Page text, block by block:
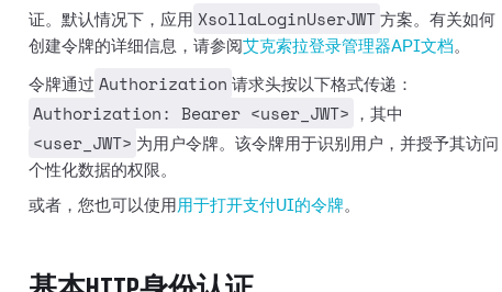
证。默认情况下，应用 XsollaLoginUserJWT 方案。有关如何
创建令牌的详细信息，请参阅 艾克索拉登录管理器API文档。
令牌通过 Authorization 请求头按以下格式传递：
Authorization: Bearer <user_JWT> ，其中
<user_JWT> 为用户令牌。该令牌用于识别用户，并授予其访问
个性化数据的权限。
或者，您也可以使用 用于打开支付UI的令牌。